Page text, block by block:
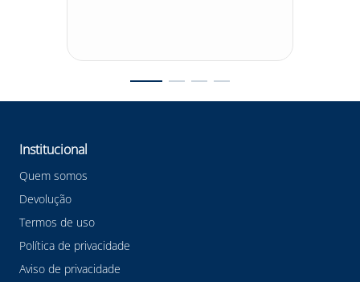
Institucional
Quem somos
Devolução
Termos de uso
Política de privacidade
Aviso de privacidade